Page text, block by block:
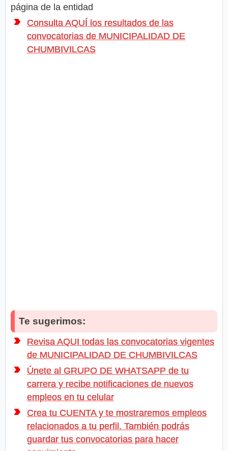
página de la entidad
Consulta AQUÍ los resultados de las
convocatorias de MUNICIPALIDAD DE
CHUMBIVILCAS
Te sugerimos:
Revisa AQUI todas las convocatorias vigentes
de MUNICIPALIDAD DE CHUMBIVILCAS
Únete al GRUPO DE WHATSAPP de tu
carrera y recibe notificaciones de nuevos
empleos en tu celular
Crea tu CUENTA y te mostraremos empleos
relacionados a tu perfil. También podrás
guardar tus convocatorias para hacer